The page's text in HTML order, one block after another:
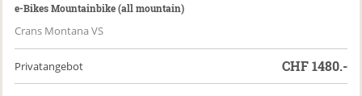
e-Bikes Mountainbike (all mountain)
Crans Montana VS
Privatangebot CHF1480.-